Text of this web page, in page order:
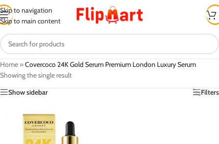
Skip to navigation
Skip to main content
Home »Covercoco 24K Gold Serum Premium London Luxury Serum
Showing the single result
Show sidebar
Filters